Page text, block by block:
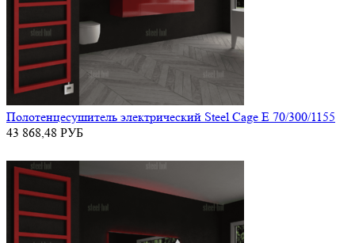
Полотенцесушитель электрический Steel Cage E 70/300/1155
43 868,48 РУБ